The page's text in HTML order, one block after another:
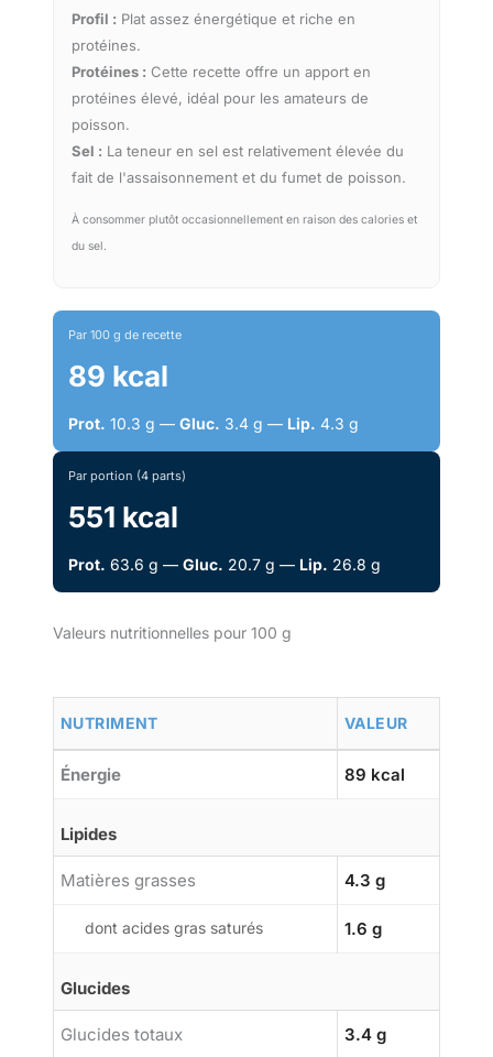
Profil : Plat assez énergétique et riche en
protéines.
Protéines : Cette recette offre un apport en
protéines élevé, idéal pour les amateurs de
poisson.
Sel : La teneur en sel est relativement élevée du
fait de l'assaisonnement et du fumet de poisson.
À consommer plutôt occasionnellement en raison des calories et
du sel.
Par 100 g de recette
89 kcal
Prot. 10.3 g — Gluc. 3.4 g — Lip. 4.3 g
Par portion (4 parts)
551 kcal
Prot. 63.6 g — Gluc. 20.7 g — Lip. 26.8 g
Valeurs nutritionnelles pour 100 g
NUTRIMENT VALEUR
Énergie 89 kcal
Lipides
Matières grasses 4.3 g
dont acides gras saturés 1.6 g
Glucides
Glucides totaux 3.4 g